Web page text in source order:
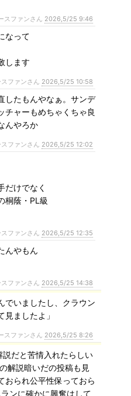
スファンさん 2026,5/25 9:46
なって
します
ファンさん 2026,5/25 10:58
したもんやなぁ。サンデ
チャーもめちゃくちゃ良
んやろか
ファンさん 2026,5/25 12:02
だけでなく
桐蔭・PL級
ファンさん 2026,5/25 12:35
んやもん
ファンさん 2026,5/25 14:38
でいましたし、クラウン
ましたよ」
スファンさん 2026,5/25 8:26
だと苦情入れたらしい
解説暗いだの投稿も見
おられ公平性保っておら
ンに確かに興奮はして